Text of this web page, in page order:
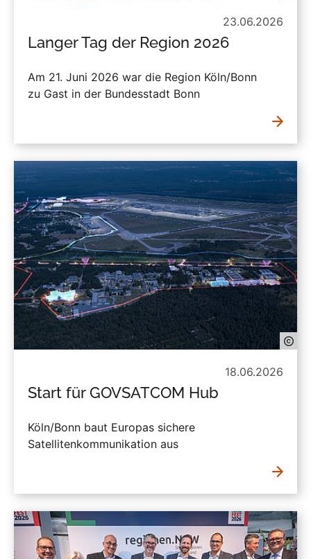
23.06.2026
Langer Tag der Region 2026
Am 21. Juni 2026 war die Region Köln/Bonn
zu Gast in der Bundesstadt Bonn
18.06.2026
Start für GOVSATCOM Hub
Köln/Bonn baut Europas sichere
Satellitenkommunikation aus